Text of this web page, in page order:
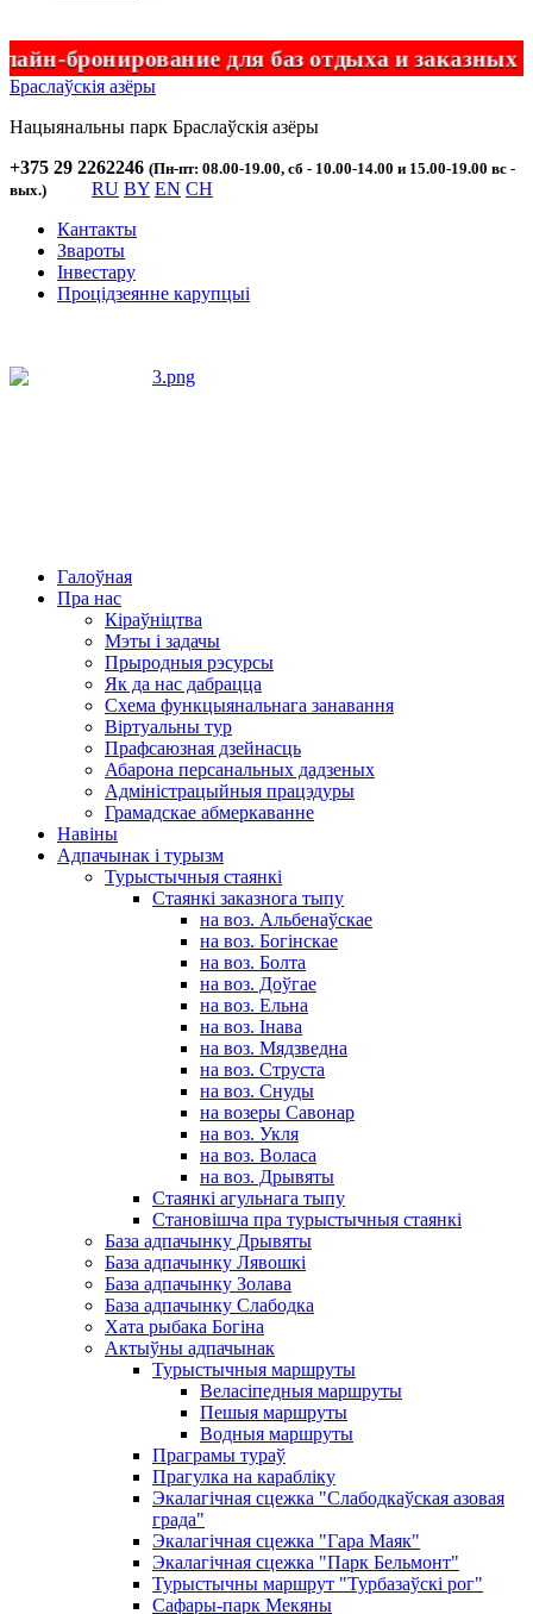
бронирование для баз отдыха и заказных
Браслаўскія азёры
Нацыянальны парк Браслаўскія азёры
+375 29 2262246 (Пн-пт: 08.00-19.00, сб - 10.00-14.00 и 15.00-19.00 вс -
вых.)
RU BY EN CH
Кантакты
Звароты
Інвестару
Процідзеянне карупцыі
Галоўная
Пра нас
Кіраўніцтва
Мэты і задачы
Прыродныя рэсурсы
Як да нас дабрацца
Схема функцыянальнага занавання
Віртуальны тур
Прафсаюзная дзейнасць
Абарона персанальных дадзеных
Адміністрацыйныя працэдуры
Грамадскае абмеркаванне
Навіны
Адпачынак і турызм
Турыстычныя стаянкі
Стаянкі заказнога тыпу
на воз. Альбенаўскае
на воз. Богінскае
на воз. Болта
на воз. Доўгае
на воз. Ельна
на воз. Інава
на воз. Мядзведна
на воз. Струста
на воз. Снуды
на возеры Савонар
на воз. Укля
на воз. Воласа
на воз. Дрывяты
Стаянкі агульнага тыпу
Становішча пра турыстычныя стаянкі
База адпачынку Дрывяты
База адпачынку Лявошкі
База адпачынку Золава
База адпачынку Слабодка
Хата рыбака Богіна
Актыўны адпачынак
Турыстычныя маршруты
Веласіпедныя маршруты
Пешыя маршруты
Водныя маршруты
Праграмы тураў
Прагулка на карабліку
Экалагічная сцежка "Слабодкаўская азовая
града"
Экалагічная сцежка "Гара Маяк"
Экалагічная сцежка "Парк Бельмонт"
Турыстычны маршрут "Турбазаўскі рог"
Сафары-парк Мекяны